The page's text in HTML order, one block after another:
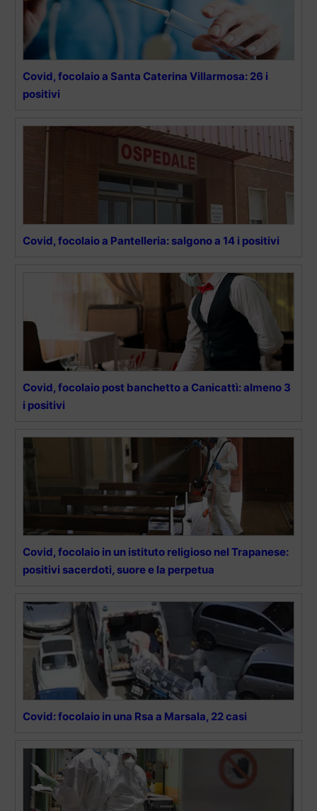
Covid, focolaio a Santa Caterina Villarmosa: 26 i
positivi
Covid, focolaio a Pantelleria: salgono a 14 i positivi
Covid, focolaio post banchetto a Canicattì: almeno 3
i positivi
Covid, focolaio in un istituto religioso nel Trapanese:
positivi sacerdoti, suore e la perpetua
Covid: focolaio in una Rsa a Marsala, 22 casi